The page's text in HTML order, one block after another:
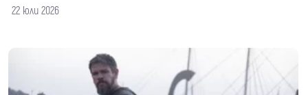
22 юли 2026